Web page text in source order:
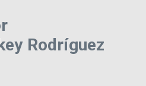
Rodríguez